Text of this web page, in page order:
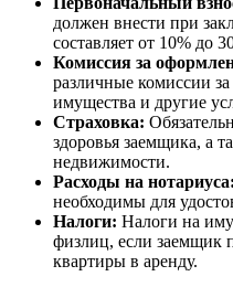
должен внести при
составляет от 10% до
Комиссия за
различные комиссии
имущества и другие
Страховка:
здоровья заемщика, а
недвижимости.
Расходы на нотариуса:
необходимы для
Налоги: Налоги на
физлиц, если заемщик
квартиры в аренду.